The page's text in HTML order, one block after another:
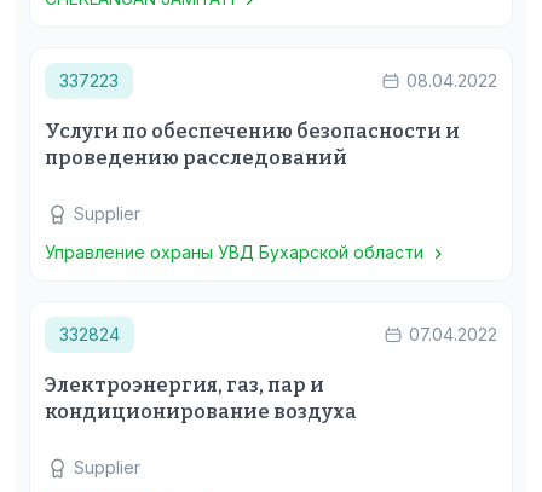
337223 08.04.2022
Услуги по обеспечению безопасности и
проведению расследований
Supplier
Управление охраны УВД Бухарской области
332824 07.04.2022
Электроэнергия, газ, пар и
кондиционирование воздуха
Supplier